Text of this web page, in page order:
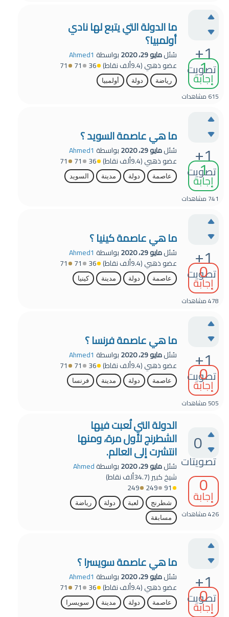
+1
تصويت
1
إجابة
615 مشاهدات
ما الدولة التي يتبع لها نادي
أولمبيا؟
سُئلمايو 29، 2020 بواسطة Ahmed1
عضو ذهبي(9.4ألف نقاط) 36
71
71
رياضة دولة أولمبيا
+1
تصويت
1
إجابة
741 مشاهدات
ما هي عاصمة السويد ؟
سُئلمايو 29، 2020 بواسطة Ahmed1
عضو ذهبي(9.4ألف نقاط) 36
71
71
عاصمة دولة مدينة السويد
+1
تصويت
0
إجابة
478مشاهدات
ما هي عاصمة كينيا ؟
سُئلمايو 29، 2020 بواسطة Ahmed1
عضو ذهبي(9.4ألف نقاط) 36
71
71
عاصمة دولة مدينة كينيا
+1
تصويت
0
إجابة
505مشاهدات
ما هي عاصمة فرنسا ؟
سُئلمايو 29، 2020 بواسطة Ahmed1
عضو ذهبي(9.4ألف نقاط) 36
71
71
عاصمة دولة مدينة فرنسا
0
تصويتات
0
إجابة
426مشاهدات
الدولة التي لُعبت فيها
الشطرنج لأول مرة، ومنها
انتشرت إلى العالم.
سُئلمايو 29، 2020 بواسطةAhmed
شيخ كبير(34.7ألف
نقاط)
91
249
249
شطرنج لعبة دولة
رياضة
مسابقة
+1
تصويت
0
إجابة
ما هي عاصمة سويسرا ؟
سُئلمايو 29، 2020 بواسطة Ahmed1
عضو ذهبي(9.4ألف نقاط) 36
71
71
عاصمة دولة مدينة سويسرا